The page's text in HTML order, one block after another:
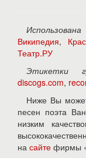
Википедия,
Театр.РУ
Этикетки
discogs.com,
Ниже Вы
песен поэта
низким
на сайте фирмы